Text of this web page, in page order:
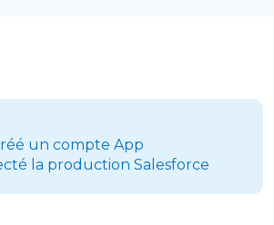
un compte App
la production Salesforce